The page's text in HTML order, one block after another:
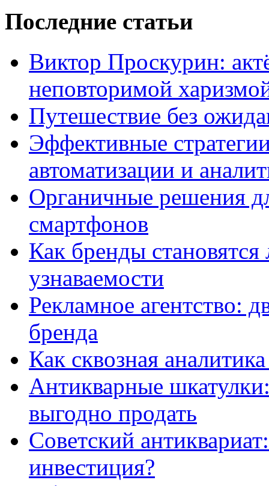
Последние статьи
Виктор Проскурин:
неповторимой
Путешествие без
Эффективные
автоматизации и
Органичные решения
смартфонов
Как бренды
узнаваемости
Рекламное агентство:
бренда
Как сквозная
Антикварные
выгодно продать
Советский
инвестиция?